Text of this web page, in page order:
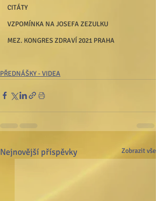
CITÁTY
VZPOMÍNKA NA JOSEFA ZEZULKU
MEZ. KONGRES ZDRAVÍ 2021 PRAHA
PŘEDNÁŠKY - VIDEA
Nejnovější příspěvky Zobrazit vše